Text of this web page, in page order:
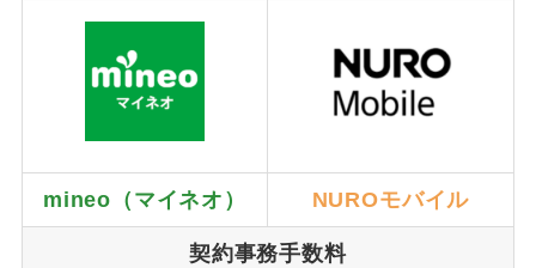
mineo（マイネオ） NUROモバイル
契約事務手数料